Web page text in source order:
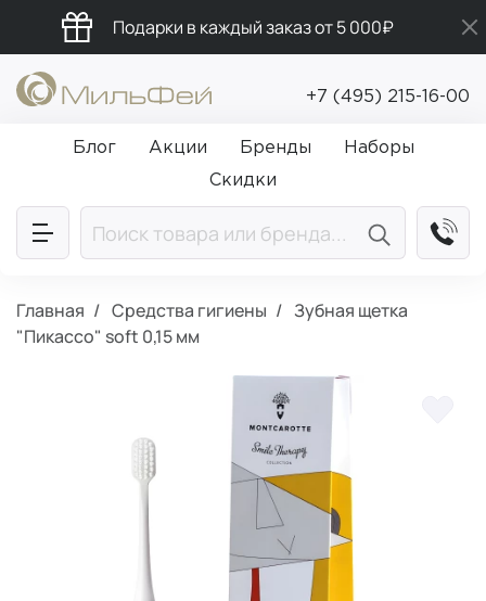
Подарки в каждый заказ от 5 000₽
Промокод ПРИВЕТ
Бесплатная доставка от 5 000₽
+7 (495) 215-16-00
Блог Акции Бренды
Наборы
Скидки
Главная Средства гигиены
Зубная щетка
"Пикассо" soft 0,15 мм